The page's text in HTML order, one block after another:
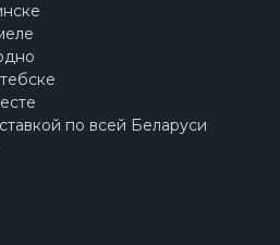
по всей Беларуси